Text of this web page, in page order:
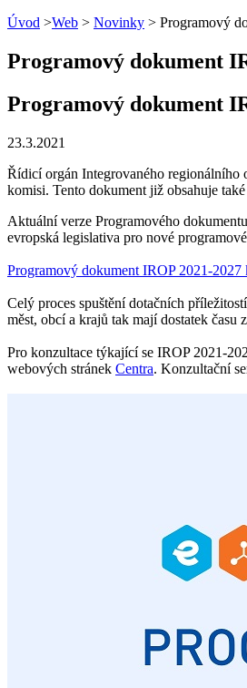
Úvod >Web > Novinky > Programový
Programový dokument
Programový dokument
23.3.2021
Řídicí orgán Integrovaného regionálního
komisi. Tento dokument již obsahuje
Aktuální verze Programového
evropská legislativa pro nové
Programový dokument IROP 2021-2027
Celý proces spuštění dotačních
měst, obcí a krajů tak mají dostatek času
Pro konzultace týkající se IROP 2021-
webových stránek Centra. Konzultační